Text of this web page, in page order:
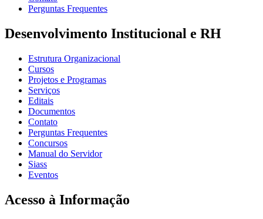
Perguntas Frequentes
Desenvolvimento Institucional e RH
Estrutura Organizacional
Cursos
Projetos e Programas
Serviços
Editais
Documentos
Contato
Perguntas Frequentes
Concursos
Manual do Servidor
Siass
Eventos
Acesso à Informação